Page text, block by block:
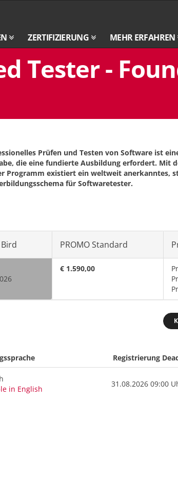
ZERTIFIZIERUNG MEHR ERFAHREN
Tester -
Prüfen und Testen von Software ist
die eine fundierte Ausbildung erfordert. Mit
Programm existiert ein weltweit anerkanntes,
für Softwaretester.
PROMO Standard
€ 1.590,00
Registrierung
in English
31.08.2026 09:00